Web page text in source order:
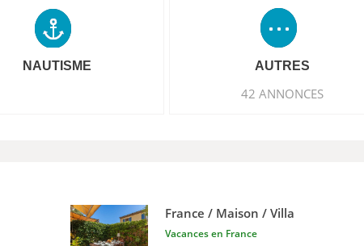
NAUTISME AUTRES
42 ANNONCES
Vacances en France
France / Maison / Villa